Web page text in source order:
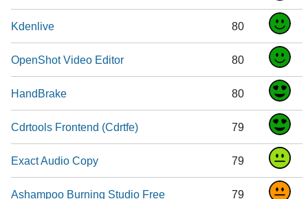
Kdenlive 80
OpenShot Video Editor 80
HandBrake 80
Cdrtools Frontend (Cdrtfe) 79
Exact Audio Copy 79
Ashampoo Burning Studio Free 79